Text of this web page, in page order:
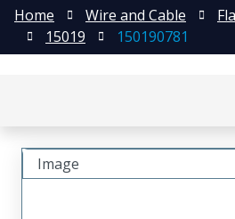
Home Wire and Cable
15019
150190781
Image